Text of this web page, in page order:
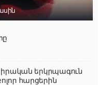
իրական երկրպագուն
հարցերին